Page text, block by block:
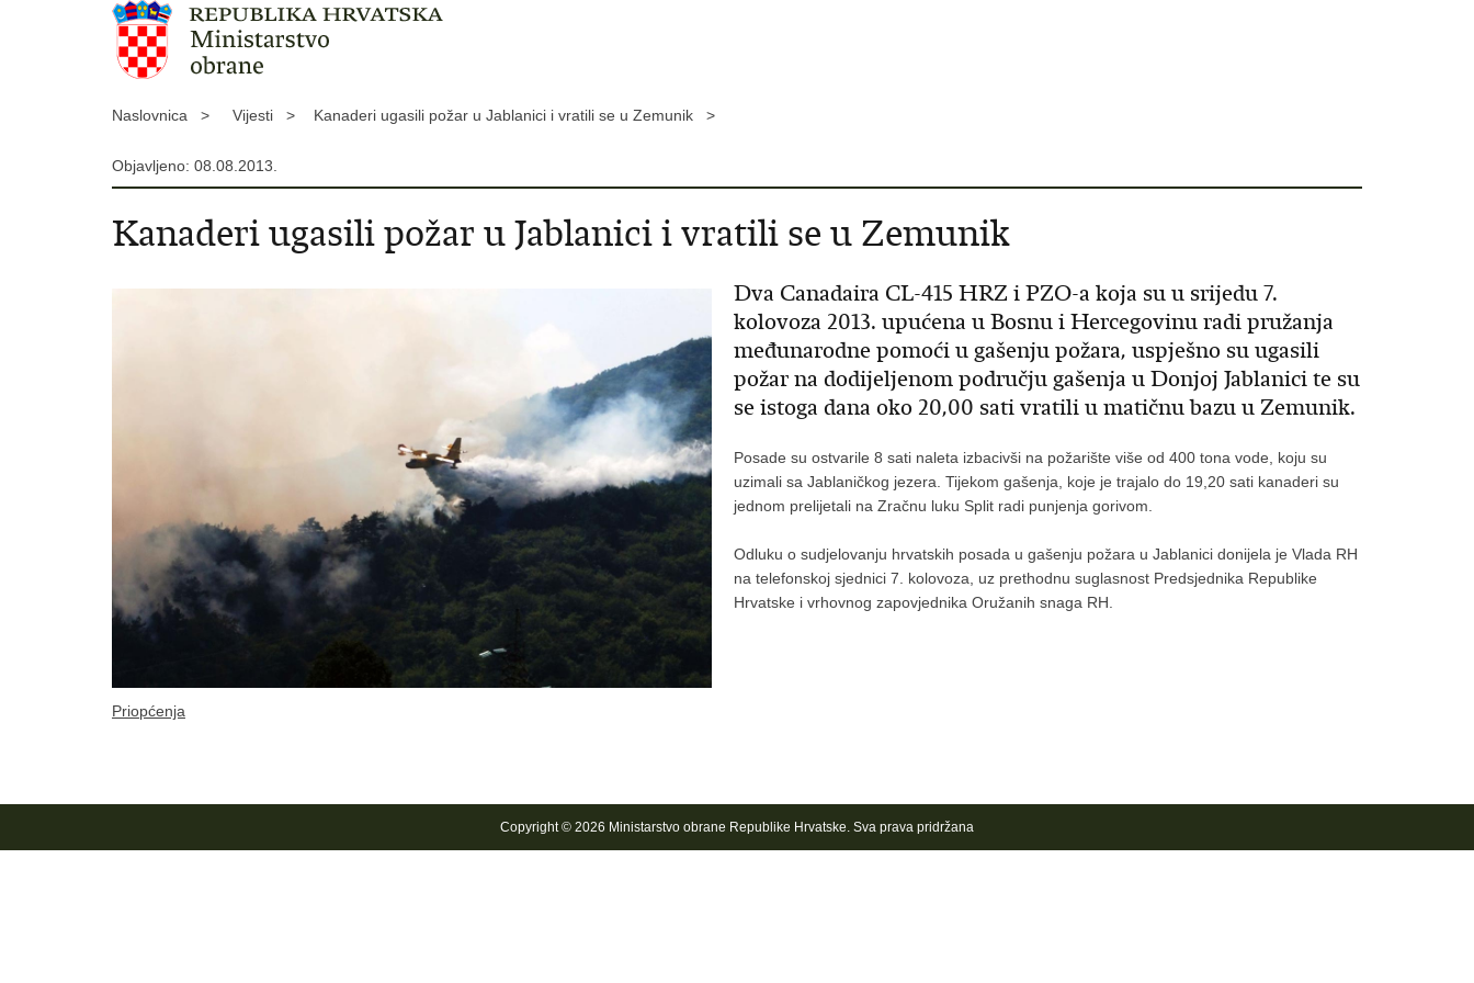
Naslovnica > Vijesti > Kanaderi ugasili požar u Jablanici i vratili se u Zemunik >
Objavljeno: 08.08.2013.
Kanaderi ugasili požar u Jablanici i vratili se u Zemunik
Dva Canadaira CL-415 HRZ i PZO-a koja su u srijedu 7.
kolovoza 2013. upućena u Bosnu i Hercegovinu radi pružanja
međunarodne pomoći u gašenju požara, uspješno su ugasili
požar na dodijeljenom području gašenja u Donjoj Jablanici te su
se istoga dana oko 20,00 sati vratili u matičnu bazu u Zemunik.
Posade su ostvarile 8 sati naleta izbacivši na požarište više od 400 tona vode, koju su
uzimali sa Jablaničkog jezera. Tijekom gašenja, koje je trajalo do 19,20 sati kanaderi su
jednom prelijetali na Zračnu luku Split radi punjenja gorivom.
Odluku o sudjelovanju hrvatskih posada u gašenju požara u Jablanici donijela je Vlada RH
na telefonskoj sjednici 7. kolovoza, uz prethodnu suglasnost Predsjednika Republike
Hrvatske i vrhovnog zapovjednika Oružanih snaga RH.
Priopćenja
Copyright © 2026 Ministarstvo obrane Republike Hrvatske. Sva prava pridržana